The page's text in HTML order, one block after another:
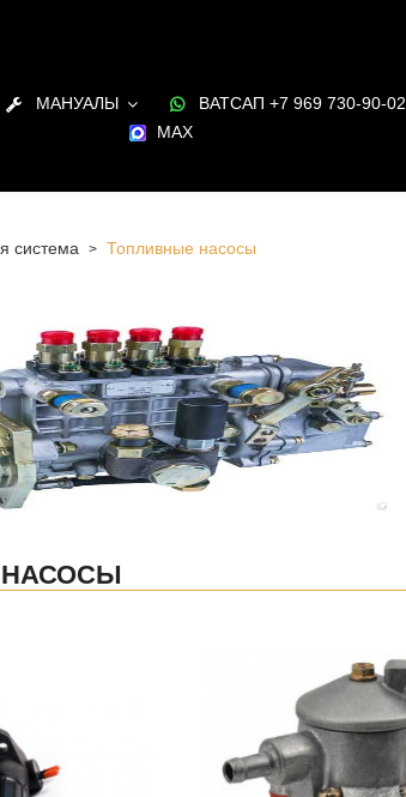
МАНУАЛЫ ВАТСАП +7 969 730-90-02
MAX
система Топливные насосы
Топливные насосы для двигателя JCB